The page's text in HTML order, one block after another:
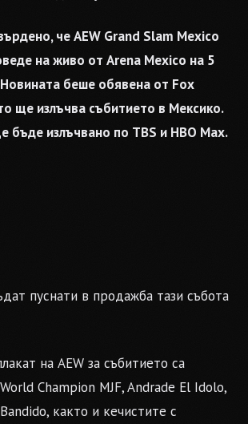
че AEW Grand Slam Mexico
на живо от Arena Mexico на 5
Новината беше обявена от Fox
ще излъчва събитието в Мексико.
излъчвано по TBS и HBO Max.
пуснати в продажба тази събота
на AEW за събитието са
Champion MJF, Andrade El Idolo,
както и кечистите с